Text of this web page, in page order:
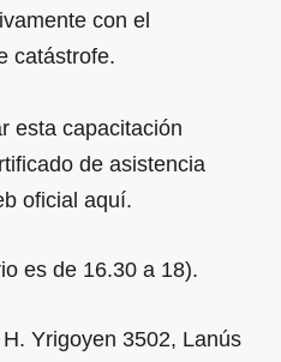
con el
catástrofe.
esta capacitación
de asistencia
oficial aquí.
es de 16.30 a 18).
H. Yrigoyen 3502, Lanús